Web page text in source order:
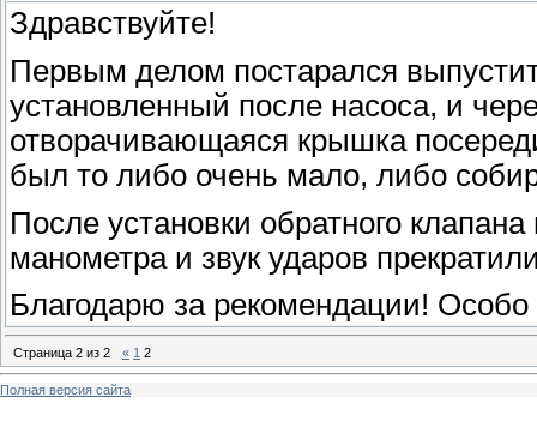
Здравствуйте!
Первым делом постарался
установленный после насоса, и
отворачивающаяся крышка
был то либо очень мало, либо
После установки обратного
манометра и звук ударов
Благодарю за рекомендации!
Страница 2 из 2 « 1 2
Полная версия сайта